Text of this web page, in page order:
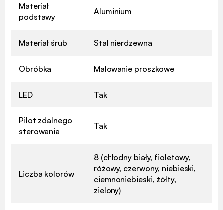
Materiał
podstawy
Aluminium
Materiał śrub Stal nierdzewna
Obróbka Malowanie proszkowe
LED Tak
Pilot zdalnego
sterowania
Tak
Liczba kolorów
8 (chłodny biały, fioletowy,
różowy, czerwony, niebieski,
ciemnoniebieski, żółty,
zielony)